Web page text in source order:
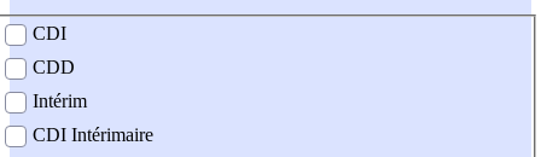
contrat
CDI
CDD
Intérim
CDI Intérimaire